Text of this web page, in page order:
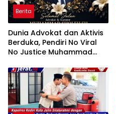
Berita
Dunia Advokat dan Aktivis
Berduka, Pendiri No Viral
No Justice Muhammad